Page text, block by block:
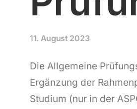
11. August 2023
Die Allgemeine
Ergänzung der
Studium (nur in der